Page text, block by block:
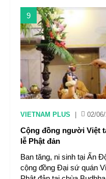
9
VIETNAM PLUS 02/
Cộng đồng người Việt
lễ Phật đản
Ban tăng, ni sinh tại Ấn
cộng đồng Đại sứ quán